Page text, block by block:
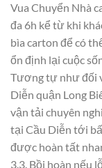
Vua Chuyển Nhà
đa 6h kể từ khi
bìa carton để có
ổn định lại cuộc
Tương tự như đối
Diễn quận Long
vận tải chuyên
tại Cầu Diễn tới
được hoàn tất
3.3. Bồi hoàn nếu